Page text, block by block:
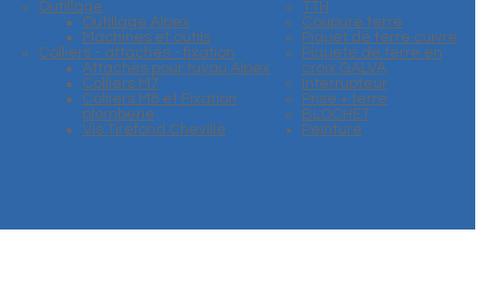
Outillage
Outillage Alpex
Machines et outils
Colliers - attaches - fixation
Attaches pour tuyau Alpex
Colliers M7
Colliers M8 et Fixation
plomberie
Vis Tirefond Cheville
TTH
Coupure terre
Piquet de terre cuivre
Piquete de terre en
croix GALVA
Interrupteur
Prise + terre
BLOCHET
Peinture